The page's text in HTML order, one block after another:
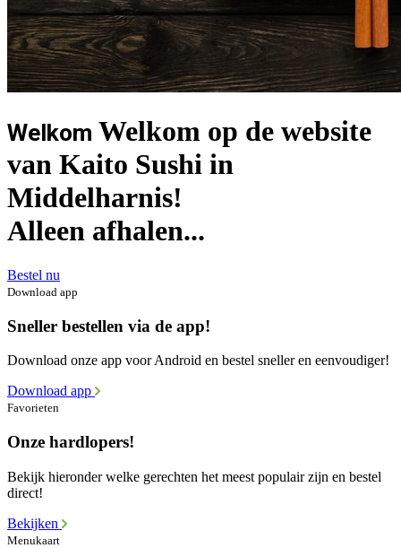
Welkom Welkom op de website
van Kaito Sushi in
Middelharnis!
Alleen afhalen...
Bestel nu
Download app
Sneller bestellen via de app!
Download onze app voor Android en bestel sneller en eenvoudiger!
Download app
Favorieten
Onze hardlopers!
Bekijk hieronder welke gerechten het meest populair zijn en bestel
direct!
Bekijken
Menukaart